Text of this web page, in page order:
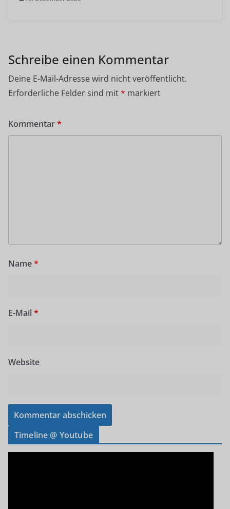
Schreibe einen Kommentar
Deine E-Mail-Adresse wird nicht veröffentlicht.
Erforderliche Felder sind mit* markiert
Kommentar*
Name*
E-Mail *
Website
Timeline @ Youtube